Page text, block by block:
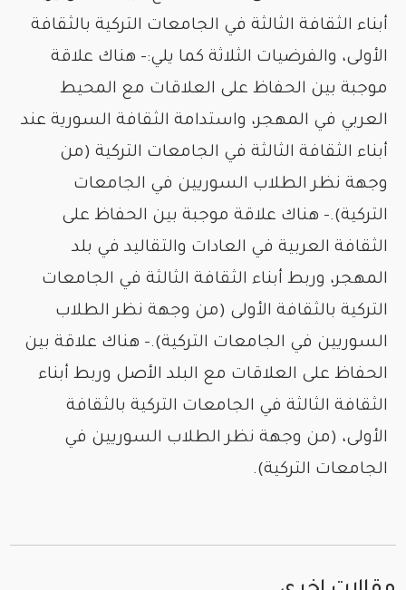
أبناء الثقافة الثالثة في الجامعات التركية بالثقافة
الأولى، والفرضيات الثلاثة كما يلي:– هناك علاقة
موجبة بين الحفاظ على العلاقات مع المحيط
العربي في المهجر، واستدامة الثقافة السورية عند
أبناء الثقافة الثالثة في الجامعات التركية (من
وجهة نظر الطلاب السوريين في الجامعات
التركية).– هناك علاقة موجبة بين الحفاظ على
الثقافة العربية في العادات والتقاليد في بلد
المهجر، وربط أبناء الثقافة الثالثة في الجامعات
التركية بالثقافة الأولى (من وجهة نظر الطلاب
السوريين في الجامعات التركية).– هناك علاقة بين
الحفاظ على العلاقات مع البلد الأصل وربط أبناء
الثقافة الثالثة في الجامعات التركية بالثقافة
الأولى، (من وجهة نظر الطلاب السوريين في
الجامعات التركية).